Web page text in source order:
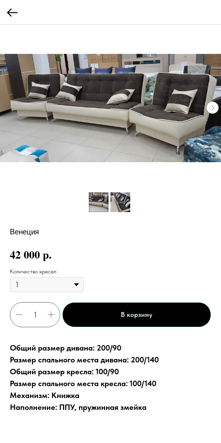
Венеция
42 000р.
Количество кресел
В корзину
Общий размер дивана: 200/90
Размер спального места дивана: 200/140
Общий размер кресла: 100/90
Размер спального места кресла: 100/140
Механизм: Книжка
Наполнение: ППУ, пружинная змейка